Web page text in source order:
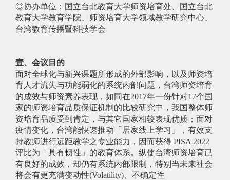
◎协办单位：国立台北教育大学师资培育处、国立台北
教育大学教育学院、师资培育大学领域教学研究中心、
台湾教育传播暨科技学会
壹、会议目的
面对全球化与新兴课题所形成的外部影响，以及师资培
育人才流失与功能弱化的系统内部问题，台湾师资培育
的成效与师资素养表现，如同在2017年一份针对17个国
家的师资培育品质保证机制的比较研究中，我国整体师
资培育品质受到肯定，与其它国家相较表现优质；面对
疫情变化，台湾能快速推动「居家线上学习」，有效支
持教师进行远距教学之专业能力，因而获得 PISA 2022
评比为「具有韧性」的教育体系。纵使台湾师资培育已
有良好的成效，却仍有系统内部限制，特别当未来社会
将会有更充满变动性(Volatility)、不确定性